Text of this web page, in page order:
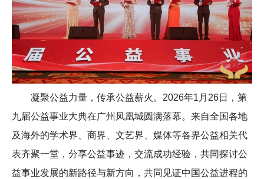
凝聚公益力量，传承公益薪火。2026年1月26日，第
九届公益事业大典在广州凤凰城圆满落幕。来自全国各地
及海外的学术界、商界、文艺界、媒体等各界公益相关代
表齐聚一堂，分享公益事迹，交流成功经验，共同探讨公
益事业发展的新路径与新方向，共同见证中国公益进程的